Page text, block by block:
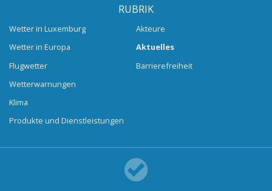
RUBRIK
Wetter in Luxemburg
Wetter in Europa
Flugwetter
Wetterwarnungen
Klima
Produkte und Dienstleistungen
Akteure
Aktuelles
Barrierefreiheit